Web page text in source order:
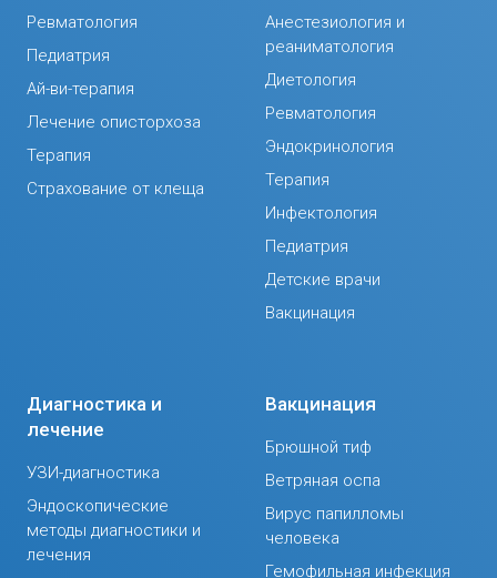
Ревматология
Педиатрия
Ай-ви-терапия
Лечение описторхоза
Терапия
Страхование от клеща
Анестезиология и
реаниматология
Диетология
Ревматология
Эндокринология
Терапия
Инфектология
Педиатрия
Детские врачи
Вакцинация
Диагностика и
лечение
УЗИ-диагностика
Эндоскопические
методы диагностики и
лечения
Вакцинация
Брюшной тиф
Ветряная оспа
Вирус папилломы
человека
Гемофильная инфекция